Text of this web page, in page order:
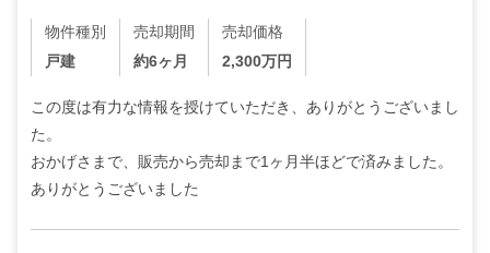
物件種別
戸建
売却期間
約6ヶ月
売却価格
2,300万円
この度は有力な情報を授けていただき、ありがとうございまし
た。
おかげさまで、販売から売却まで1ヶ月半ほどで済みました。
ありがとうございました